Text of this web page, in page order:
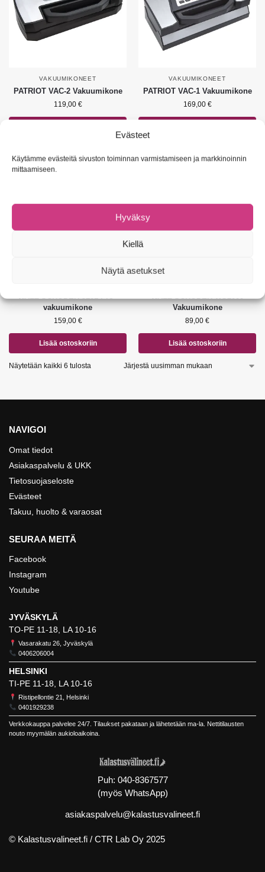
Evästeet
Käytämme evästeitä sivuston toiminnan varmistamiseen ja markkinoinnin
mittaamiseen.
Hyväksy
Kiellä
Näytä asetukset
VAKUUMIKONEET
PATRIOT VAC-2 Vakuumikone
119,00 €
VAKUUMIKONEET
PATRIOT VAC-1 Vakuumikone
169,00 €
WALZ SCHÖDER 5181 Pro -
vakuumikone
159,00 €
Lisää ostoskoriin
WALZ SCHÖDER WS2000
Vakuumikone
89,00 €
Lisää ostoskoriin
Näytetään kaikki 6 tulosta
NAVIGOI
Omat tiedot
Asiakaspalvelu & UKK
Tietosuojaseloste
Evästeet
Takuu, huolto & varaosat
SEURAA MEITÄ
Facebook
Instagram
Youtube
JYVÄSKYLÄ
TO-PE 11-18, LA 10-16
Vasarakatu 26, Jyväskylä
0406206004
HELSINKI
TI-PE 11-18, LA 10-16
Ristipellontie 21, Helsinki
0401929238
Verkkokauppa palvelee 24/7. Tilaukset pakataan ja lähetetään ma-la. Nettitilausten
nouto myymälän aukioloaikoina.
Puh: 040-8367577
(myös WhatsApp)
asiakaspalvelu@kalastusvalineet.fi
© Kalastusvalineet.fi / CTR Lab Oy 2025